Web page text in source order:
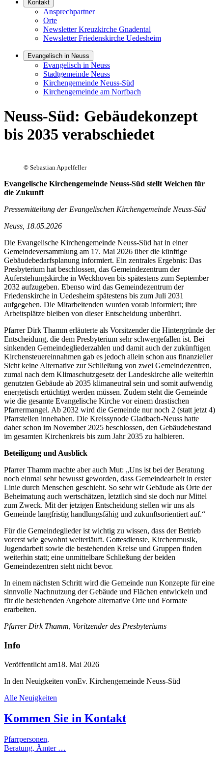
Kontakt
Ansprechpartner
Orte
Newsletter Kreuzkirche Gnadental
Newsletter Friedenskirche Uedesheim
Evangelisch in Neuss
Evangelisch in Neuss
Stadtgemeinde Neuss
Kirchengemeinde Neuss-Süd
Kirchengemeinde am Norfbach
Neuss-Süd: Gebäudekonzept
bis 2035 verabschiedet
© Sebastian Appelfeller
Evangelische Kirchengemeinde Neuss-Süd stellt Weichen für
die Zukunft
Pressemitteilung der Evangelischen Kirchengemeinde Neuss-Süd
Neuss, 18.05.2026
Die Evangelische Kirchengemeinde Neuss-Süd hat in einer
Gemeindeversammlung am 17. Mai 2026 über die künftige
Gebäudebedarfsplanung informiert. Ein zentrales Ergebnis: Das
Presbyterium hat beschlossen, das Gemeindezentrum der
Auferstehungskirche in Weckhoven bis spätestens zum September
2032 aufzugeben. Ebenso wird das Gemeindezentrum der
Friedenskirche in Uedesheim spätestens bis zum Juli 2031
aufgegeben. Die Mitarbeitenden wurden vorab informiert; ihre
Arbeitsplätze bleiben von dieser Entscheidung unberührt.
Pfarrer Dirk Thamm erläuterte als Vorsitzender die Hintergründe der
Entscheidung, die dem Presbyterium sehr schwergefallen ist. Bei
sinkenden Gemeindegliederzahlen und damit auch der zukünftigen
Kirchensteuereinnahmen gab es jedoch allein schon aus finanzieller
Sicht keine Alternative zur Schließung von zwei Gemeindezentren,
zumal nach dem Klimaschutzgesetz der Landeskirche alle weiterhin
genutzten Gebäude ab 2035 klimaneutral sein und somit aufwendig
energetisch ertüchtigt werden müssen. Zudem steht die Gemeinde
wie die gesamte Evangelische Kirche vor einem drastischen
Pfarrermangel. Ab 2032 wird die Gemeinde nur noch 2 (statt jetzt 4)
Pfarrstellen innehaben. Die Kreissynode Gladbach-Neuss hatte
daher schon im November 2025 beschlossen, den Gebäudebestand
im gesamten Kirchenkreis bis zum Jahr 2035 zu halbieren.
Beteiligung und Ausblick
Pfarrer Thamm machte aber auch Mut: „Uns ist bei der Beratung
noch einmal sehr bewusst geworden, dass Gemeindearbeit in erster
Linie durch Menschen geschieht. So sehr wir Gebäude als Orte der
Beheimatung auch wertschätzen, letztlich sind sie doch nur Mittel
zum Zweck. Mit der jetzigen Entscheidung stellen wir uns als
Gemeinde langfristig handlungsfähig und zukunftsorientiert auf.“
Für die Gemeindeglieder ist wichtig zu wissen, dass der Betrieb
vorerst wie gewohnt weiterläuft. Gottesdienste, Kirchenmusik,
Jugendarbeit sowie die bestehenden Kreise und Gruppen finden
weiterhin statt; eine unmittelbare Schließung der beiden
Gemeindezentren steht nicht bevor.
In einem nächsten Schritt wird die Gemeinde nun Konzepte für eine
sinnvolle Nachnutzung der Gebäude und Flächen entwickeln und
für die bestehenden Angebote alternative Orte und Formate
erarbeiten.
Pfarrer Dirk Thamm, Voritzender des Presbyteriums
Info
Veröffentlicht am18. Mai 2026
In den Neuigkeiten vonEv. Kirchengemeinde Neuss-Süd
Alle Neuigkeiten
Kommen Sie in Kontakt
Pfarrpersonen,
Beratung, Ämter …